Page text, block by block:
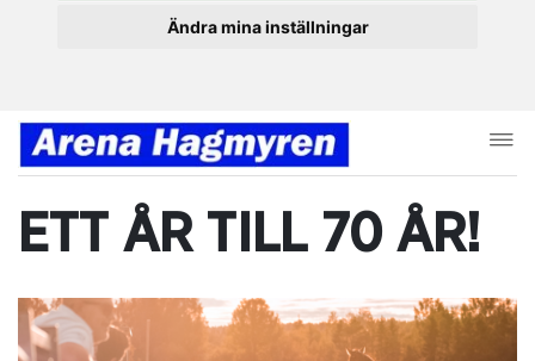
Ändra mina inställningar
ETT ÅR TILL 70 ÅR!